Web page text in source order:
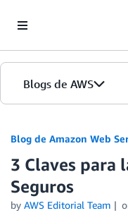
Blogs de AWS
Inicio
Ediciones
Blog de Amazon Web
3 Claves para
Seguros
by AWS Editorial Team